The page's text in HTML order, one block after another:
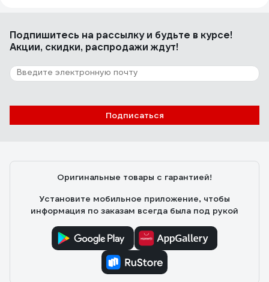
Подпишитесь на рассылкуи будьте в курсе!
Акции, скидки, распродажи ждут!
Подписаться
Оригинальные товары с гарантией!
Установите мобильное приложение, чтобы
информация по заказам всегда была под рукой